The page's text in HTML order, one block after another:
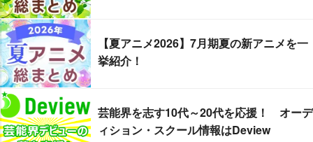
【夏アニメ2026】7月期夏の新アニメを一
挙紹介！
芸能界を志す10代～20代を応援！ オーデ
ィション・スクール情報はDeview